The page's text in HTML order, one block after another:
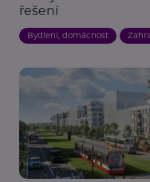
řešení
Bydlení, domácnost